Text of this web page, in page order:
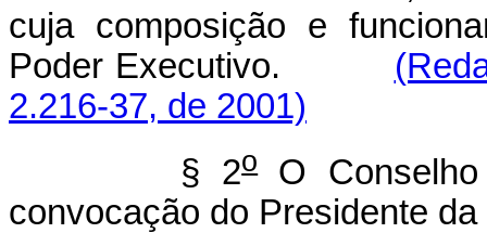
cuja composição e
Poder Executivo.
2.216-37, de 2001)
§ 2o
O
convocação do Presidente